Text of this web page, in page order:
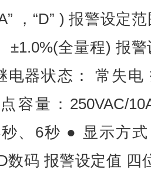
，“D” ) 报警设定
±1.0%(全量程) 报
状态： 常失电
容量：250VAC/
、6秒 ● 显示方
数码 报警设定值 四